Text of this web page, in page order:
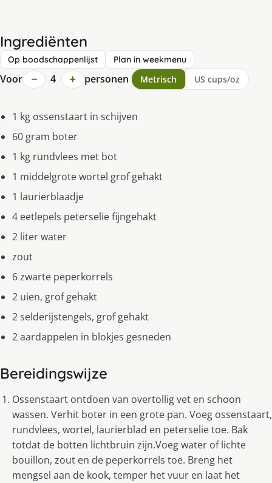
Ingrediënten
Op boodschappenlijst Plan in weekmenu
Voor − 4 + personen Metrisch US cups/oz
1 kg ossenstaart in schijven
60 gram boter
1 kg rundvlees met bot
1 middelgrote wortel grof gehakt
1 laurierblaadje
4 eetlepels peterselie fijngehakt
2 liter water
zout
6 zwarte peperkorrels
2 uien, grof gehakt
2 selderijstengels, grof gehakt
2 aardappelen in blokjes gesneden
Bereidingswijze
Ossenstaart ontdoen van overtollig vet en schoon
wassen. Verhit boter in een grote pan. Voeg ossenstaart,
rundvlees, wortel, laurierblad en peterselie toe. Bak
totdat de botten lichtbruin zijn.Voeg water of lichte
bouillon, zout en de peperkorrels toe. Breng het
mengsel aan de kook, temper het vuur en laat het